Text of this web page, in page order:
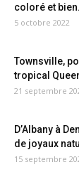
coloré et
5 octobre 2022
Townsville,
tropical
21 septembre
D’Albany à
de joyaux
15 septembre